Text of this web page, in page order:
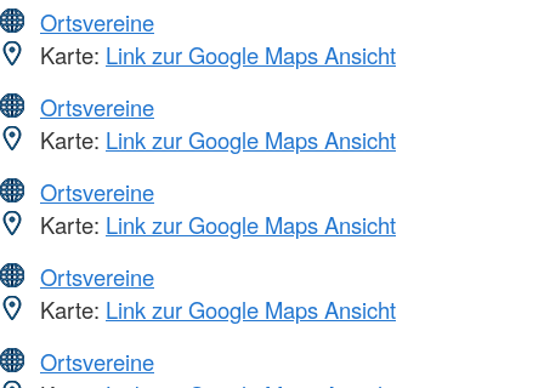
Ortsvereine
Karte: Link zur Google Maps Ansicht
Ortsvereine
Karte: Link zur Google Maps Ansicht
Ortsvereine
Karte: Link zur Google Maps Ansicht
Ortsvereine
Karte: Link zur Google Maps Ansicht
Ortsvereine